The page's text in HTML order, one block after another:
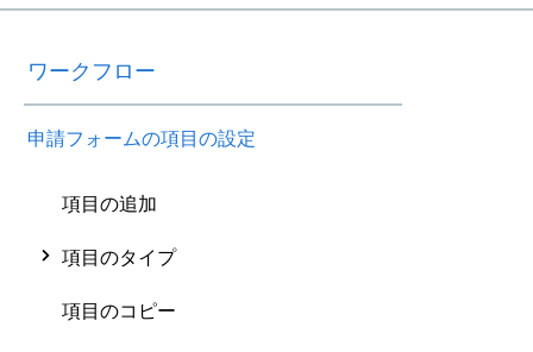
ワークフロー
申請フォームの項目の設定
項目の追加
項目のタイプ
項目のコピー